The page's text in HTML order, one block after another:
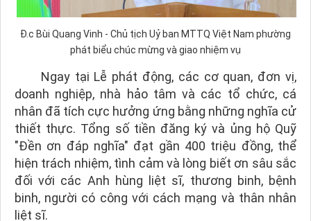
Đ.c Bùi Quang Vinh - Chủ tịch Uỷ ban MTTQ Việt Nam phường
phát biểu chúc mừng và giao nhiệm vụ
Ngay tại Lễ phát động, các cơ quan, đơn vị,
doanh nghiệp, nhà hảo tâm và các tổ chức, cá
nhân đã tích cực hưởng ứng bằng những nghĩa cử
thiết thực. Tổng số tiền đăng ký và ủng hộ Quỹ
"Đền ơn đáp nghĩa" đạt gần 400 triệu đồng, thể
hiện trách nhiệm, tình cảm và lòng biết ơn sâu sắc
đối với các Anh hùng liệt sĩ, thương binh, bệnh
binh, người có công với cách mạng và thân nhân
liệt sĩ.